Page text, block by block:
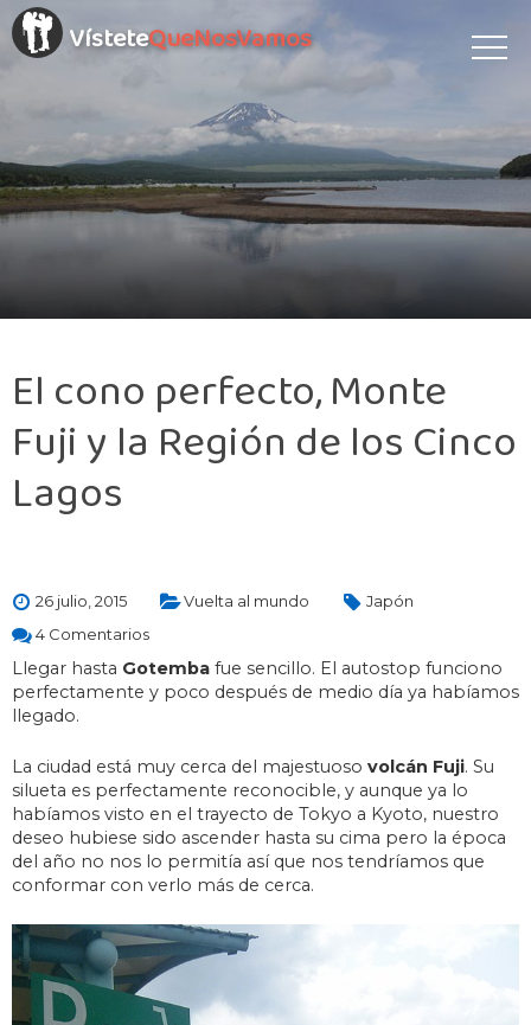
VísteteQueNosVamos
El cono perfecto, Monte
Fuji y la Región de los Cinco
Lagos
26 julio, 2015 Vuelta al mundo
Japón
4 Comentarios
Llegar hasta Gotemba fue sencillo. El autostop funciono
perfectamente y poco después de medio día ya habíamos
llegado.
La ciudad está muy cerca del majestuoso volcán Fuji. Su
silueta es perfectamente reconocible, y aunque ya lo
habíamos visto en el trayecto de Tokyo a Kyoto, nuestro
deseo hubiese sido ascender hasta su cima pero la época
del año no nos lo permitía así que nos tendríamos que
conformar con verlo más de cerca.